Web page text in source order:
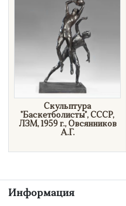
Скульптура
"Баскетболисты", СССР,
ЛЗМ, 1959 г., Овсянников
А.Г.
Информация